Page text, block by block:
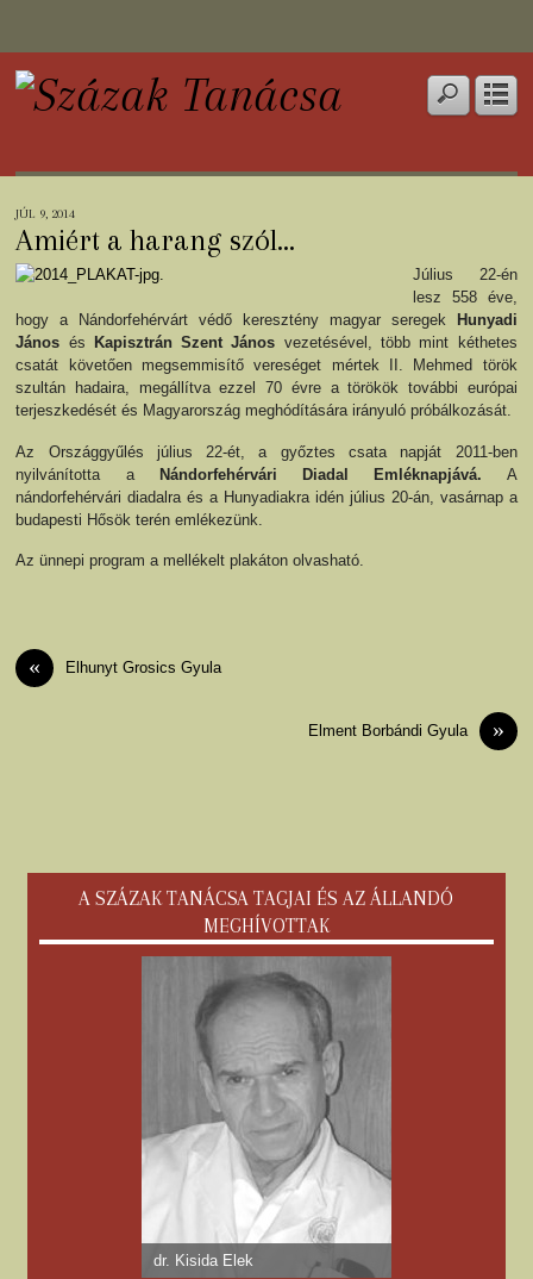
JÚL 9, 2014
Amiért a harang szól…
Július 22-én
lesz 558 éve,
hogy a Nándorfehérvárt védő keresztény magyar seregek
Hunyadi
János és Kapisztrán Szent János vezetésével, több mint kéthetes
csatát követően megsemmisítő vereséget mértek II. Mehmed török
szultán hadaira, megállítva ezzel 70 évre a törökök további európai
terjeszkedését és Magyarország meghódítására irányuló próbálkozását.
Az Országgyűlés július 22-ét, a győztes csata napját 2011-ben
nyilvánította a Nándorfehérvári Diadal Emléknapjává. A
nándorfehérvári diadalra és a Hunyadiakra idén július 20-án, vasárnap a
budapesti Hősök terén emlékezünk.
Az ünnepi program a mellékelt plakáton olvasható.
« Elhunyt Grosics Gyula
»
Elment Borbándi Gyula
A SZÁZAK TANÁCSA TAGJAI ÉS AZ ÁLLANDÓ
MEGHÍVOTTAK
dr. Kisida Elek